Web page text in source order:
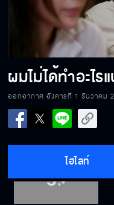
ผมไม่ได้ทำอะไร
ออกอากาศ อังคารที่ 1 ธันวาคม
ไฮไลท์
เ